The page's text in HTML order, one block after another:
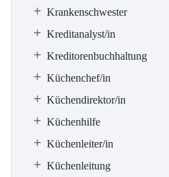
Krankenschwester
Kreditanalyst/in
Kreditorenbuchhaltung
Küchenchef/in
Küchendirektor/in
Küchenhilfe
Küchenleiter/in
Küchenleitung